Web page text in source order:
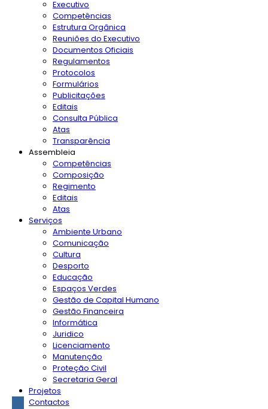
Executivo
Competências
Estrutura Orgânica
Reuniões do Executivo
Documentos Oficiais
Regulamentos
Protocolos
Formulários
Publicitações
Editais
Consulta Pública
Atas
Transparência
Assembleia
Competências
Composição
Regimento
Editais
Atas
Serviços
Ambiente Urbano
Comunicação
Cultura
Desporto
Educação
Espaços Verdes
Gestão de Capital Humano
Gestão Financeira
Informática
Juridico
Licenciamento
Manutenção
Proteção Civil
Secretaria Geral
Projetos
Contactos